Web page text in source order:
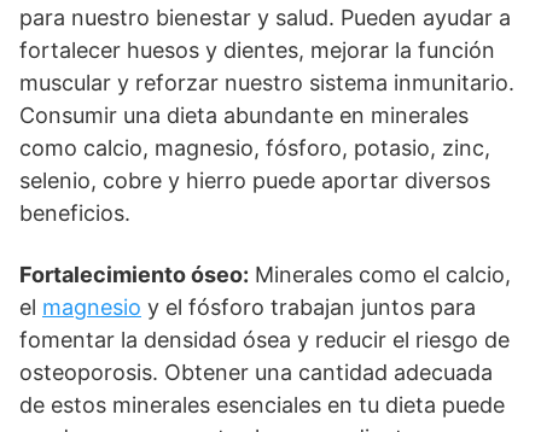
para nuestro bienestar y salud. Pueden ayudar a
fortalecer huesos y dientes, mejorar la función
muscular y reforzar nuestro sistema inmunitario.
Consumir una dieta abundante en minerales
como calcio, magnesio, fósforo, potasio, zinc,
selenio, cobre y hierro puede aportar diversos
beneficios.
Fortalecimiento óseo: Minerales como el calcio,
el magnesio y el fósforo trabajan juntos para
fomentar la densidad ósea y reducir el riesgo de
osteoporosis. Obtener una cantidad adecuada
de estos minerales esenciales en tu dieta puede